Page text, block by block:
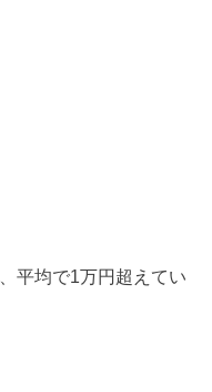
平均で1万円超えてい